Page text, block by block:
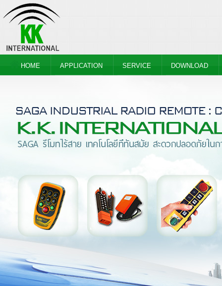
HOME APPLICATION SERVICE DOWNLOAD